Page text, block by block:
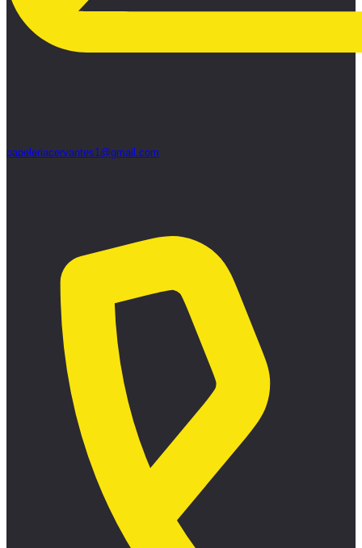
papeleriacervantes1@gmail.com